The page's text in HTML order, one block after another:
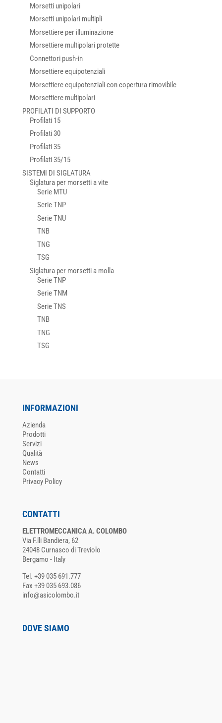
Morsetti unipolari
Morsetti unipolari multipli
Morsettiere per illuminazione
Morsettiere multipolari protette
Connettori push-in
Morsettiere equipotenziali
Morsettiere equipotenziali con copertura rimovibile
Morsettiere multipolari
PROFILATI DI SUPPORTO
Profilati 15
Profilati 30
Profilati 35
Profilati 35/15
SISTEMI DI SIGLATURA
Siglatura per morsetti a vite
Serie MTU
Serie TNP
Serie TNU
TNB
TNG
TSG
Siglatura per morsetti a molla
Serie TNP
Serie TNM
Serie TNS
TNB
TNG
TSG
INFORMAZIONI
Azienda
Prodotti
Servizi
Qualità
News
Contatti
Privacy Policy
CONTATTI
ELETTROMECCANICA A. COLOMBO
Via F.lli Bandiera, 62
24048 Curnasco di Treviolo
Bergamo - Italy
Tel. +39 035 691.777
Fax +39 035 693.086
info@asicolombo.it
DOVE SIAMO